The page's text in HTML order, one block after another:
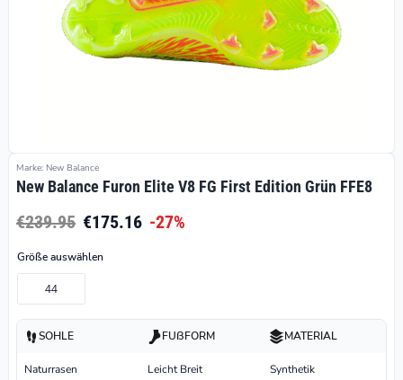
Marke: New Balance
New Balance Furon Elite V8 FG First Edition Grün FFE8
€239.95 €175.16 -27%
Größe auswählen
44
SOHLE
Naturrasen
FUßFORM
Leicht Breit
MATERIAL
Synthetik